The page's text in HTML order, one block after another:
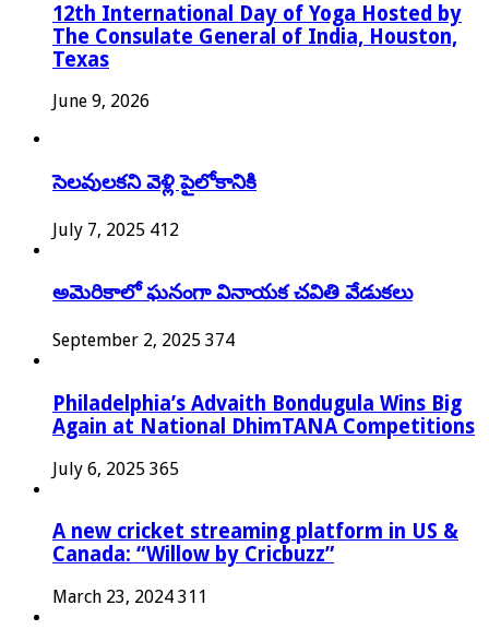
12th International Day of Yoga Hosted by
The Consulate General of India, Houston,
Texas
June 9, 2026
సెలవులకని వెళ్లి పైలోకానికి
July 7, 2025 412
అమెరికాలో ఘనంగా వినాయక చవితి వేడుకలు
September 2, 2025 374
Philadelphia’s Advaith Bondugula Wins Big
Again at National DhimTANA Competitions
July 6, 2025 365
A new cricket streaming platform in US &
Canada: “Willow by Cricbuzz”
March 23, 2024 311